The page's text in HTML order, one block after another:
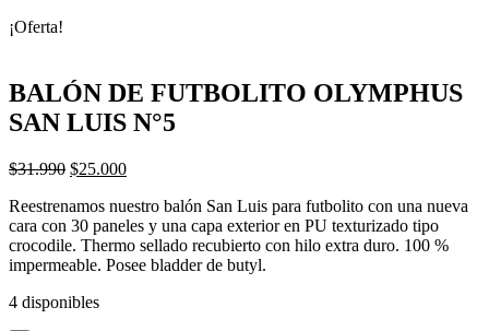
¡Oferta!
BALÓN DE FUTBOLITO OLYMPHUS
SAN LUIS N°5
$31.990 El
original
era:
$31.990.
$25.000El
actual
es:
$25.000.
Reestrenamos nuestro balón San Luis para futbolito con una nueva
cara con 30 paneles y una capa exterior en PU texturizado tipo
crocodile. Thermo sellado recubierto con hilo extra duro. 100 %
impermeable. Posee bladder de butyl.
4 disponibles